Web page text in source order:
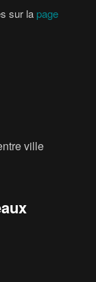
sur la page
ville